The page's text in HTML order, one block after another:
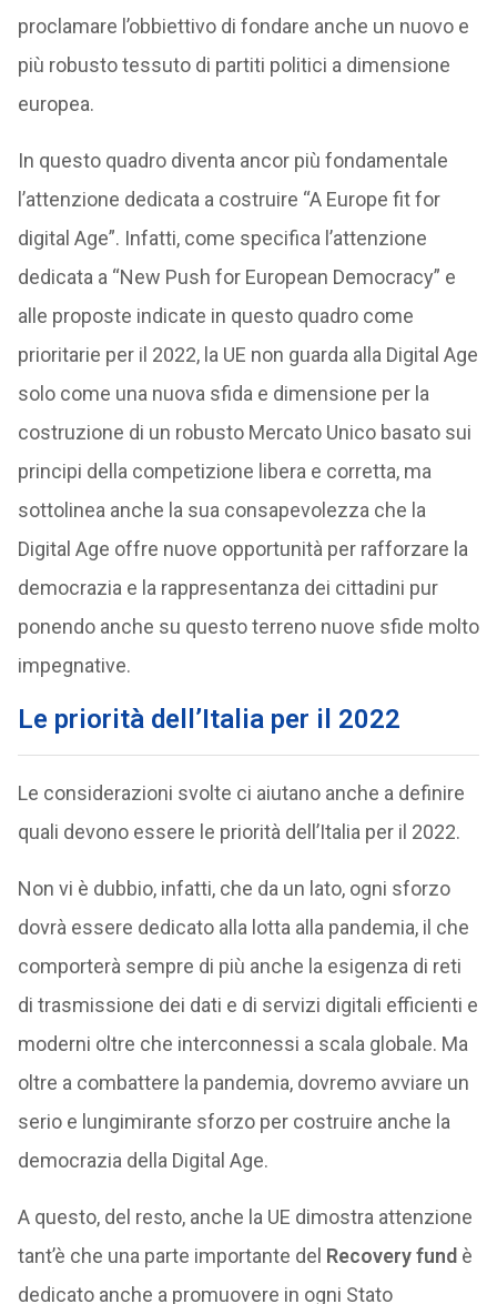
proclamare l’obbiettivo di fondare anche un nuovo e
più robusto tessuto di partiti politici a dimensione
europea.
In questo quadro diventa ancor più fondamentale
l’attenzione dedicata a costruire “A Europe fit for
digital Age”. Infatti, come specifica l’attenzione
dedicata a “New Push for European Democracy” e
alle proposte indicate in questo quadro come
prioritarie per il 2022, la UE non guarda alla Digital Age
solo come una nuova sfida e dimensione per la
costruzione di un robusto Mercato Unico basato sui
principi della competizione libera e corretta, ma
sottolinea anche la sua consapevolezza che la
Digital Age offre nuove opportunità per rafforzare la
democrazia e la rappresentanza dei cittadini pur
ponendo anche su questo terreno nuove sfide molto
impegnative.
Le priorità dell’Italia per il 2022
Le considerazioni svolte ci aiutano anche a definire
quali devono essere le priorità dell’Italia per il 2022.
Non vi è dubbio, infatti, che da un lato, ogni sforzo
dovrà essere dedicato alla lotta alla pandemia, il che
comporterà sempre di più anche la esigenza di reti
di trasmissione dei dati e di servizi digitali efficienti e
moderni oltre che interconnessi a scala globale. Ma
oltre a combattere la pandemia, dovremo avviare un
serio e lungimirante sforzo per costruire anche la
democrazia della Digital Age.
A questo, del resto, anche la UE dimostra attenzione
tant’è che una parte importante del Recovery fund è
dedicato anche a promuovere in ogni Stato